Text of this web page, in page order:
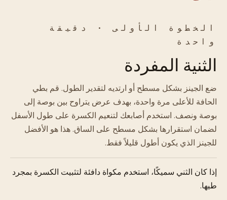
الخطوة الأولى · دقيقة
واحدة
الثنية المفردة
ضع الجينز بشكل مسطح أو ارتديه لتقدير الطول. قم بطي
الحافة للأعلى مرة واحدة، بهدف عرض يتراوح بين بوصة إلى
بوصة ونصف. استخدم أصابعك لتنعيم الكسرة على طول الأسفل
لضمان استقرارها بشكل مسطح على الساق. هذا هو الأفضل
للجينز الذي يكون أطول قليلاً فقط.
إذا كان الثني سميكًا، استخدم مكواة دافئة لتثبيت الكسرة بمجرد
طيها.